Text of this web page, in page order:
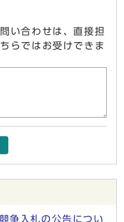
い合わせは、直接担
らではお受けできま
争入札の公告につい